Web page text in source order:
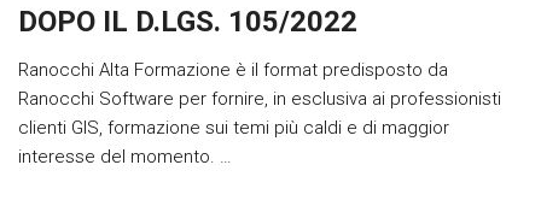
DOPO IL D.LGS. 105/2022
Ranocchi Alta Formazione è il format predisposto da
Ranocchi Software per fornire, in esclusiva ai professionisti
clienti GIS, formazione sui temi più caldi e di maggior
interesse del momento. …